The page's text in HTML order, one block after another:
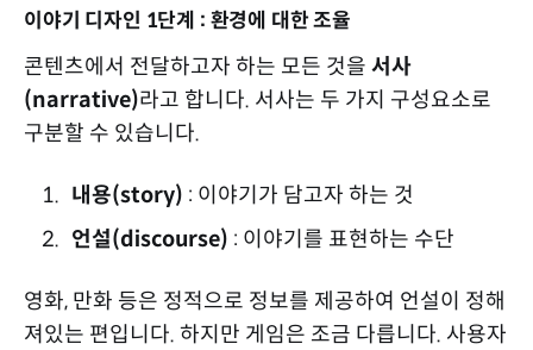
이야기 디자인 1단계 : 환경에 대한 조율
콘텐츠에서 전달하고자 하는 모든 것을 서사
(narrative)라고 합니다. 서사는 두 가지 구성요소로
구분할 수 있습니다.
내용(story) : 이야기가 담고자 하는 것
언설(discourse) : 이야기를 표현하는 수단
영화, 만화 등은 정적으로 정보를 제공하여 언설이 정해
져있는 편입니다. 하지만 게임은 조금 다릅니다. 사용자